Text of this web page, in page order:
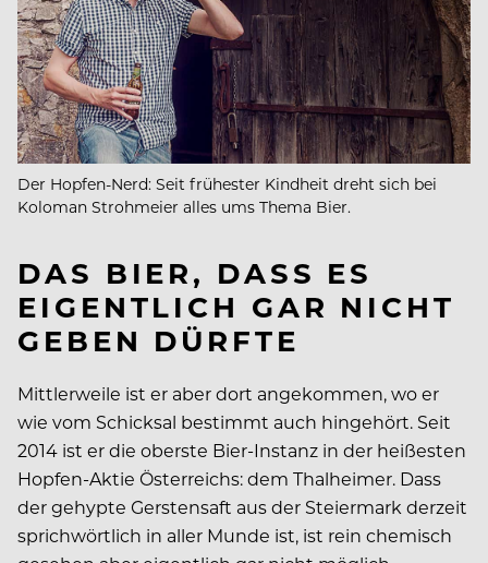
Der Hopfen-Nerd: Seit frühester Kindheit dreht sich bei
Koloman Strohmeier alles ums Thema Bier.
DAS BIER, DASS ES
EIGENTLICH GAR NICHT
GEBEN DÜRFTE
Mittlerweile ist er aber dort angekommen, wo er
wie vom Schicksal bestimmt auch hingehört. Seit
2014 ist er die oberste Bier-Instanz in der heißesten
Hopfen-Aktie Österreichs: dem Thalheimer. Dass
der gehypte Gerstensaft aus der Steiermark derzeit
sprichwörtlich in aller Munde ist, ist rein chemisch